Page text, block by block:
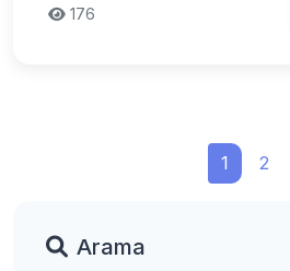
176
1 2
Arama